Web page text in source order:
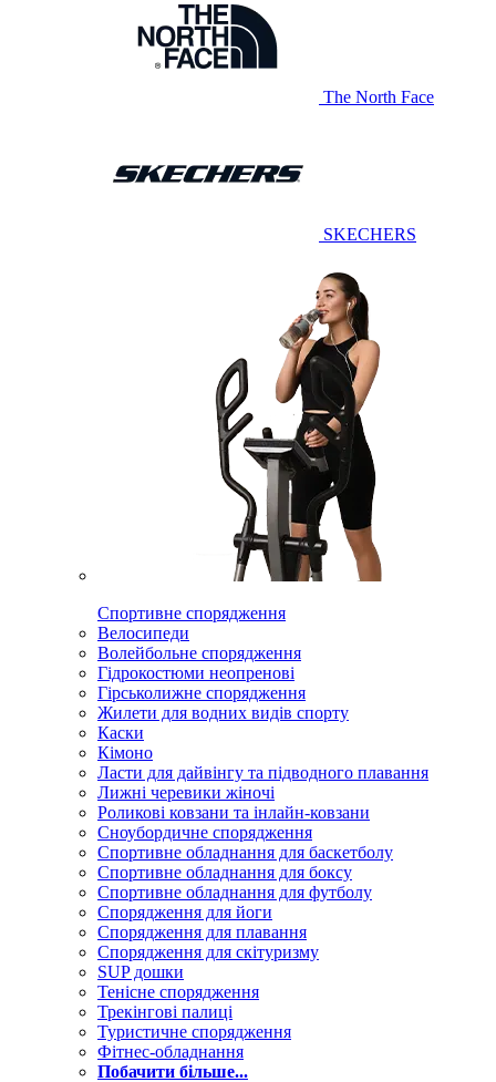
The North Face
SKECHERS
Спортивне спорядження
Велосипеди
Волейбольне спорядження
Гідрокостюми неопренові
Гірськолижне спорядження
Жилети для водних видів спорту
Каски
Кімоно
Ласти для дайвінгу та підводного плавання
Лижні черевики жіночі
Роликові ковзани та інлайн-ковзани
Сноубордичне спорядження
Спортивне обладнання для баскетболу
Спортивне обладнання для боксу
Спортивне обладнання для футболу
Спорядження для йоги
Спорядження для плавання
Спорядження для скітуризму
SUP дошки
Тенісне спорядження
Трекінгові палиці
Туристичне спорядження
Фітнес-обладнання
Побачити більше...